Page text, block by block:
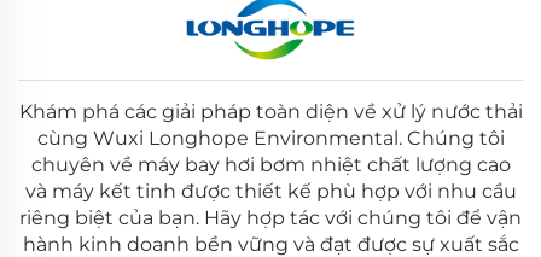
Khám phá các giải pháp toàn diện về xử lý nước thải
cùng Wuxi Longhope Environmental. Chúng tôi
chuyên về máy bay hơi bơm nhiệt chất lượng cao
và máy kết tinh được thiết kế phù hợp với nhu cầu
riêng biệt của bạn. Hãy hợp tác với chúng tôi để vận
hành kinh doanh bền vững và đạt được sự xuất sắc